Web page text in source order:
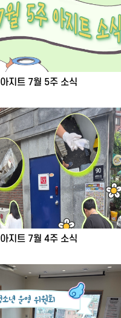
아지트 7월 5주 소식
아지트 7월 4주 소식